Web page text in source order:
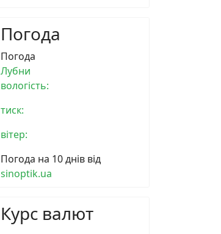
Погода
Погода
Лубни
вологість:
тиск:
вітер:
Погода на 10 днів від
sinoptik.ua
Курс валют